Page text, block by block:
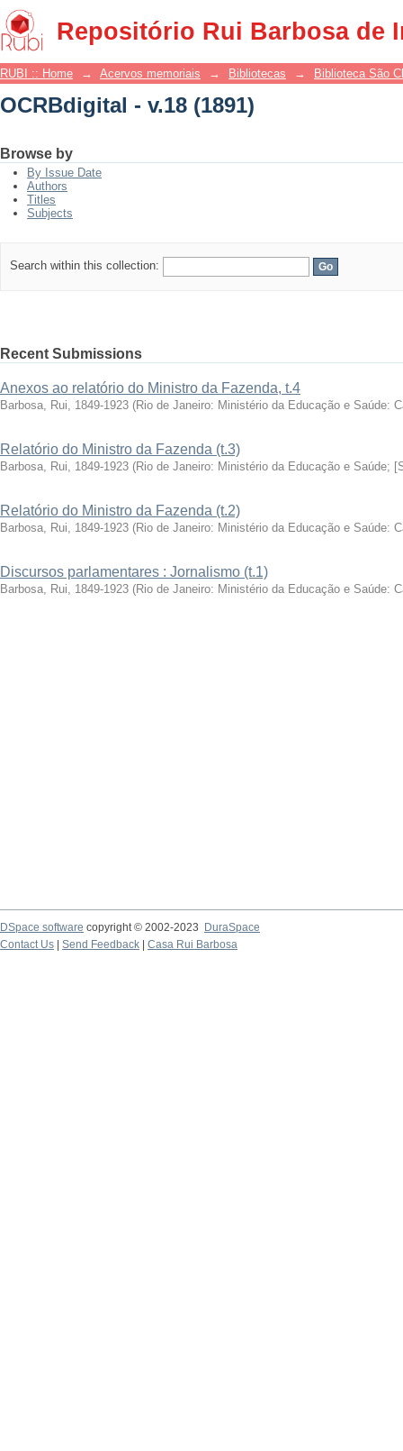
Repositório Rui Barbosa de
OCRBdigital - v.18 (1891)
RUBI :: Home → Acervos memoriais → Bibliotecas → Biblioteca São
OCRBdigital - v.18 (1891)
Browse by
By Issue Date
Authors
Titles
Subjects
Search within this collection:
Recent Submissions
Anexos ao relatório do Ministro da Fazenda, t.4
Barbosa, Rui, 1849-1923 (Rio de Janeiro: Ministério da Educação e Saúde:
Relatório do Ministro da Fazenda (t.3)
Barbosa, Rui, 1849-1923 (Rio de Janeiro: Ministério da Educação e Saúde;
Relatório do Ministro da Fazenda (t.2)
Barbosa, Rui, 1849-1923 (Rio de Janeiro: Ministério da Educação e Saúde:
Discursos parlamentares : Jornalismo (t.1)
Barbosa, Rui, 1849-1923 (Rio de Janeiro: Ministério da Educação e Saúde:
DSpace software copyright © 2002-2023
DuraSpace
Contact Us
Send Feedback Casa Rui Barbosa